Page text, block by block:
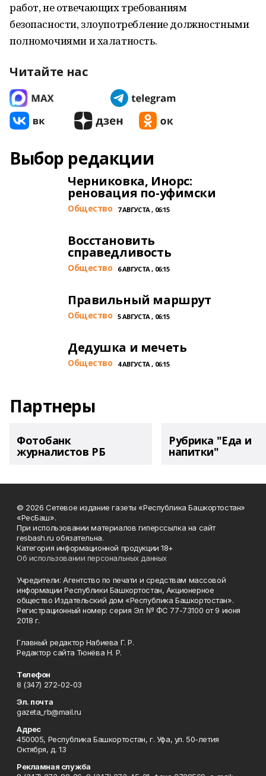
работ, не отвечающих требованиям
безопасности, злоупотребление должностными
полномочиями и халатность.
Читайте нас
Выбор редакции
Черниковка, Инорс:
реновация по-уфимски
Общество 7 АВГУСТА , 06:15
Восстановить
справедливость
Общество 6 АВГУСТА , 06:15
Правильный маршрут
Общество 5 АВГУСТА , 06:15
Дедушка и мечеть
Общество 4 АВГУСТА , 06:15
Партнеры
Фотобанк
журналистов РБ
Рубрика "Еда и
напитки"
© 2026 Сетевое издание газеты «Республика Башкортостан»
«РесБаш».
При использовании материалов гиперссылка на сайт
resbash.ru обязательна.
Категория информационной продукции 18+
Об использовании персональных данных
Учредители: Агентство по печати и средствам массовой
информации Республики Башкортостан, Акционерное
общество Издательский дом «Республика Башкортостан».
Регистрационный номер: серия Эл № ФС 77-73100 от 9 июня
2018 г.
Главный редактор Набиева Г. Р.
Редактор сайта Тюнёва Н. Р.
Телефон
8 (347) 272-02-03
Эл. почта
gazeta_rb@mail.ru
Адрес
450005, Республика Башкортостан, г. Уфа, ул. 50-летия
Октября, д. 13
Рекламная служба